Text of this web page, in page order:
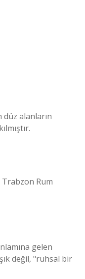
düz alanların
Rum
gelen
değil, "ruhsal bir